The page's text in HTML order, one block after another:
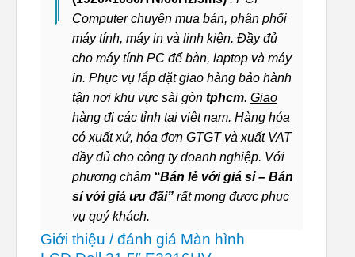
Computer chuyên mua bán, phân phối
máy tính, máy in và linh kiện. Đầy đủ
cho máy tính PC để bàn, laptop và máy
in. Phục vụ lắp đặt giao hàng bảo hành
tận nơi khu vực sài gòn tphcm. Giao
hàng đi các tỉnh tại việt nam. Hàng hóa
có xuất xứ, hóa đơn GTGT và xuất VAT
đầy đủ cho công ty doanh nghiệp. Với
phương châm “Bán lẻ với giá sỉ – Bán
sỉ với giá ưu đãi” rất mong được phục
vụ quý khách.
Giới thiệu / đánh giá Màn hình